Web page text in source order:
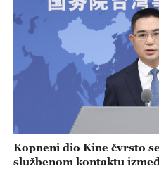
Kopneni dio Kine čvrsto
službenom kontaktu